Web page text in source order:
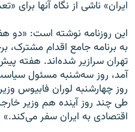
ایران» ناشی از نگاه آنها برای
به برنامه جامع اقدام مشترک،
تهران سرازیر شده‌اند. هفته
آمد، روز سه‌شنبه مسئول سیاست
روز چهارشنبه لوران فابیوس
طی چند روز آینده هم وزیر
اقتصادی به ایران سفر می‌کند.»